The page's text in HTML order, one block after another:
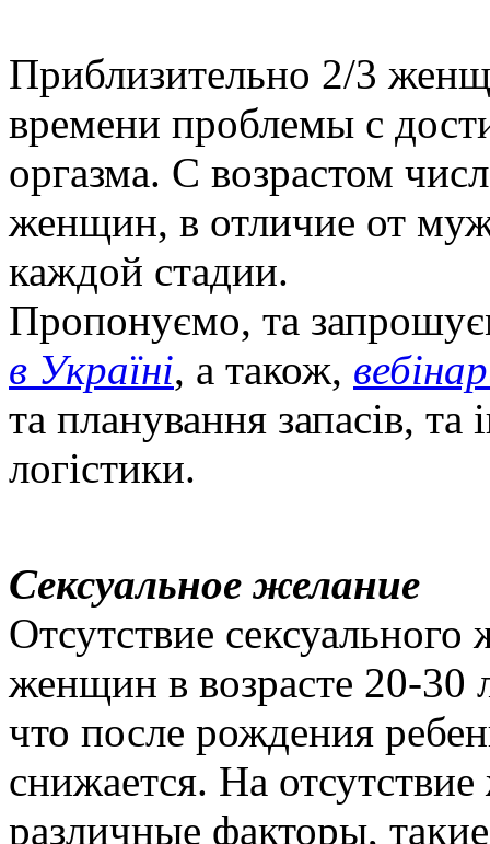
Приблизительно 2/3
времени проблемы с
оргазма. С возрастом
женщин, в отличие от
каждой стадии.
Пропонуємо, та
в Україні, а також,
та планування запасів, та
логістики.
Сексуальное желание
Отсутствие
женщин в возрасте 20-30
что после рождения
снижается. На
различные факторы,